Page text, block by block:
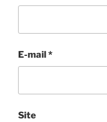
E-mail*
Site